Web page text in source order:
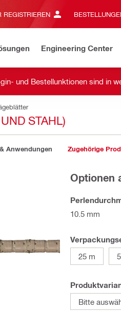
REGISTRIEREN
Engineering Center
und Bestellunktionen sind in
STAHL)
Anwendungen Zugehörige
Optionen
10.5 mm
25 m
Bitte